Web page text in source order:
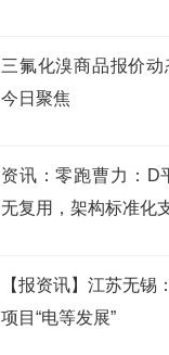
三氟化溴商品报价动
今日聚焦
资讯：零跑曹力：D
无复用，架构标准化
【报资讯】江苏无锡
项目“电等发展”